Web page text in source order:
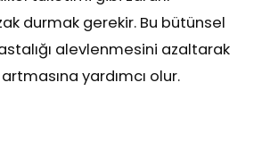
durmak gerekir. Bu bütünsel
alevlenmesini azaltarak
yardımcı olur.